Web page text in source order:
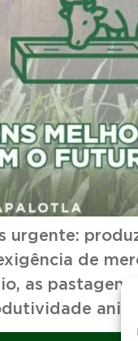
de
as